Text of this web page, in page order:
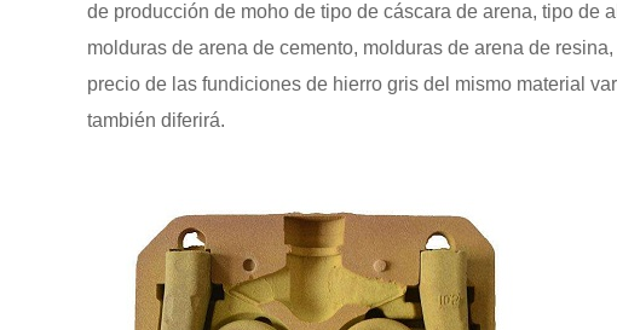
de producción de moho de tipo de cáscara de arena, tipo de
molduras de arena de cemento, molduras de arena de
precio de las fundiciones de hierro gris del mismo material
también diferirá.